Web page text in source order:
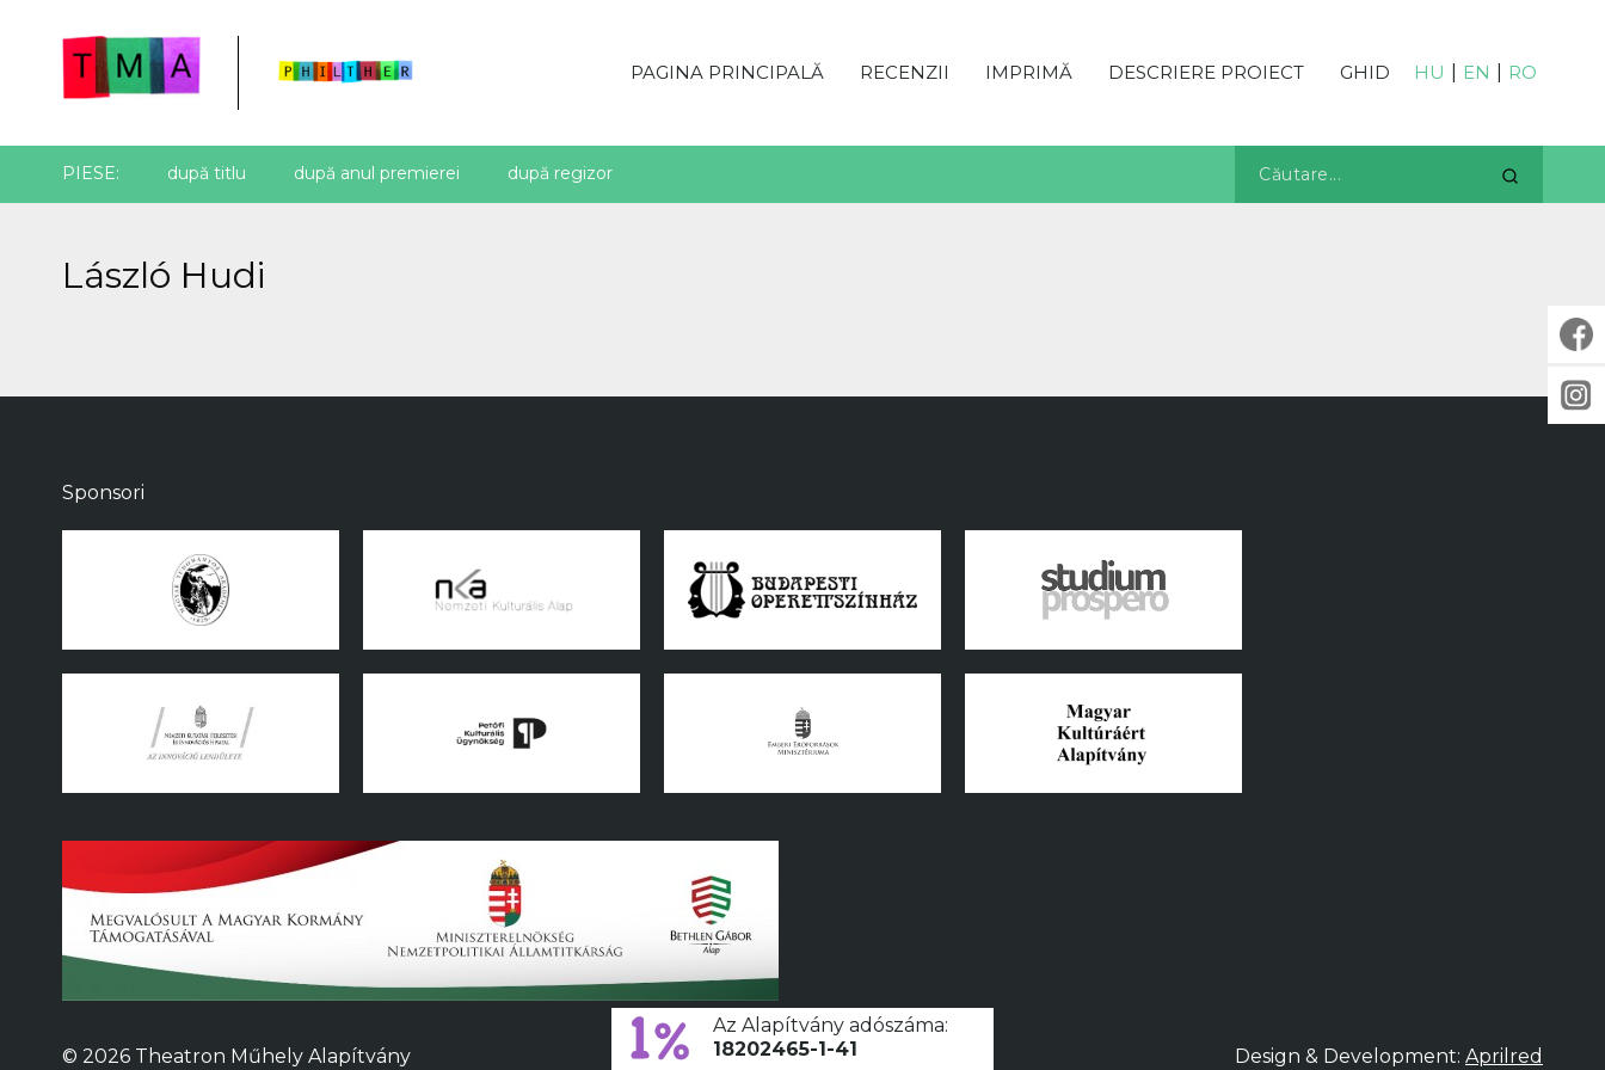
PAGINA PRINCIPALĂ RECENZII IMPRIMĂ DESCRIERE PROIECT GHID HU EN RO
PIESE: după titlu după anul premierei după regizor
László Hudi
Sponsori
© 2026 Theatron Műhely Alapítvány
Az Alapítvány adószáma:
18202465-1-41
Design & Development: Aprilred